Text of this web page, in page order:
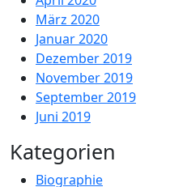
März 2020
Januar 2020
Dezember 2019
November 2019
September 2019
Juni 2019
Kategorien
Biographie